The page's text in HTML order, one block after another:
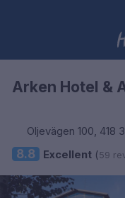
Arken Hotel &
Oljevägen 100, 418
8.8 Excellent(59